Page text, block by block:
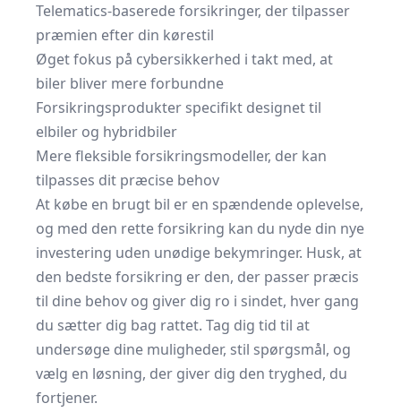
Telematics-baserede forsikringer, der tilpasser
præmien efter din kørestil
Øget fokus på cybersikkerhed i takt med, at
biler bliver mere forbundne
Forsikringsprodukter specifikt designet til
elbiler og hybridbiler
Mere fleksible forsikringsmodeller, der kan
tilpasses dit præcise behov
At købe en brugt bil er en spændende oplevelse,
og med den rette forsikring kan du nyde din nye
investering uden unødige bekymringer. Husk, at
den bedste forsikring er den, der passer præcis
til dine behov og giver dig ro i sindet, hver gang
du sætter dig bag rattet. Tag dig tid til at
undersøge dine muligheder, stil spørgsmål, og
vælg en løsning, der giver dig den tryghed, du
fortjener.